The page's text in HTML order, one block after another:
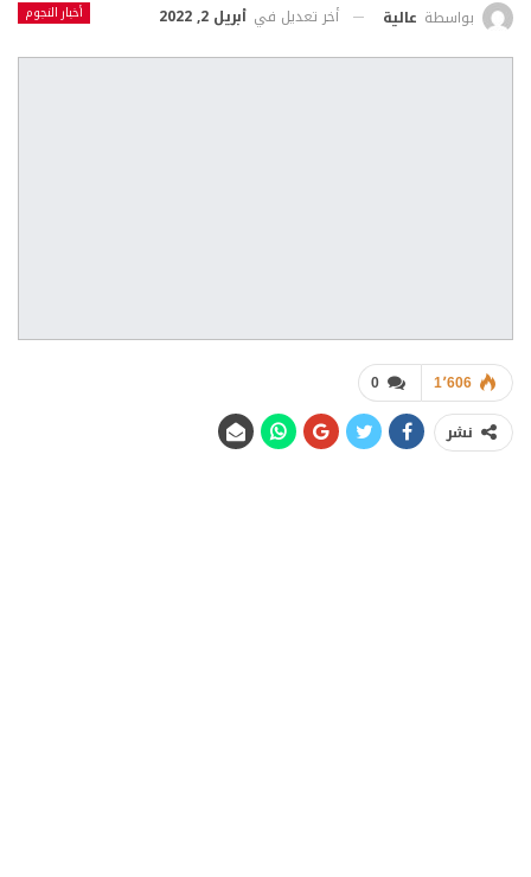
أخبار النجوم بواسطة عالية أخر تعديل في أبريل 2, 2022
0 1٬606
نشر